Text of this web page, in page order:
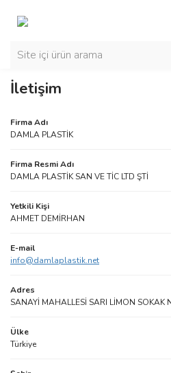
İletişim
Firma Adı
DAMLA PLASTİK
Firma Resmi Adı
DAMLA PLASTİK SAN VE TİC LTD ŞTİ
Yetkili Kişi
AHMET DEMİRHAN
E-mail
info@damlaplastik.net
Adres
SANAYİ MAHALLESİ SARI LİMON SOKAK
Ülke
Türkiye